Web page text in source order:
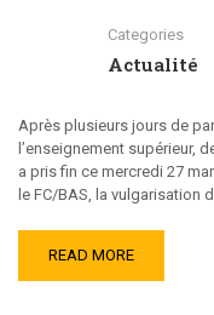
Categories
Actualité
Après plusieurs jours de
l’enseignement supérieur,
a pris fin ce mercredi 27
le FC/BAS, la vulgarisation
READ MORE